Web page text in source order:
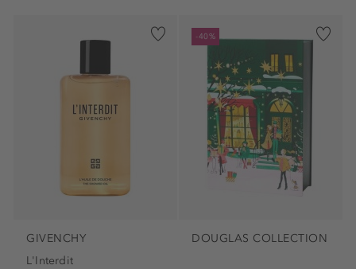
GIVENCHY
L'Interdit
-40%
DOUGLAS COLLECTION